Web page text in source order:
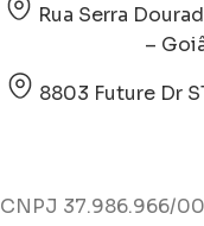
Rua Serra
–
8803 Future Dr
CNPJ 37.986.966/